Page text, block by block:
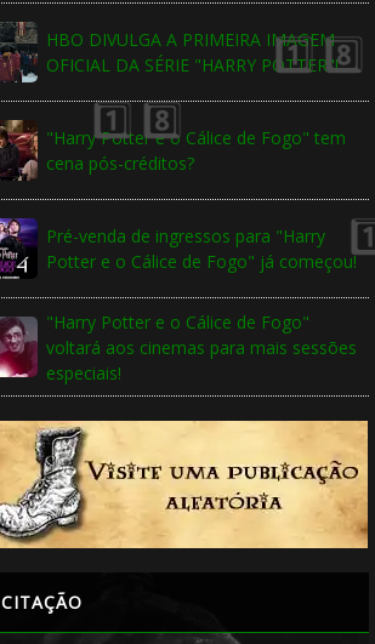
HBO DIVULGA A PRIMEIRA IMAGEM
OFICIAL DA SÉRIE "HARRY POTTER"!
"Harry Potter e o Cálice de Fogo" tem
cena pós-créditos?
Pré-venda de ingressos para "Harry
Potter e o Cálice de Fogo" já começou!
"Harry Potter e o Cálice de Fogo"
voltará aos cinemas para mais sessões
especiais!
CITAÇÃO
🎈